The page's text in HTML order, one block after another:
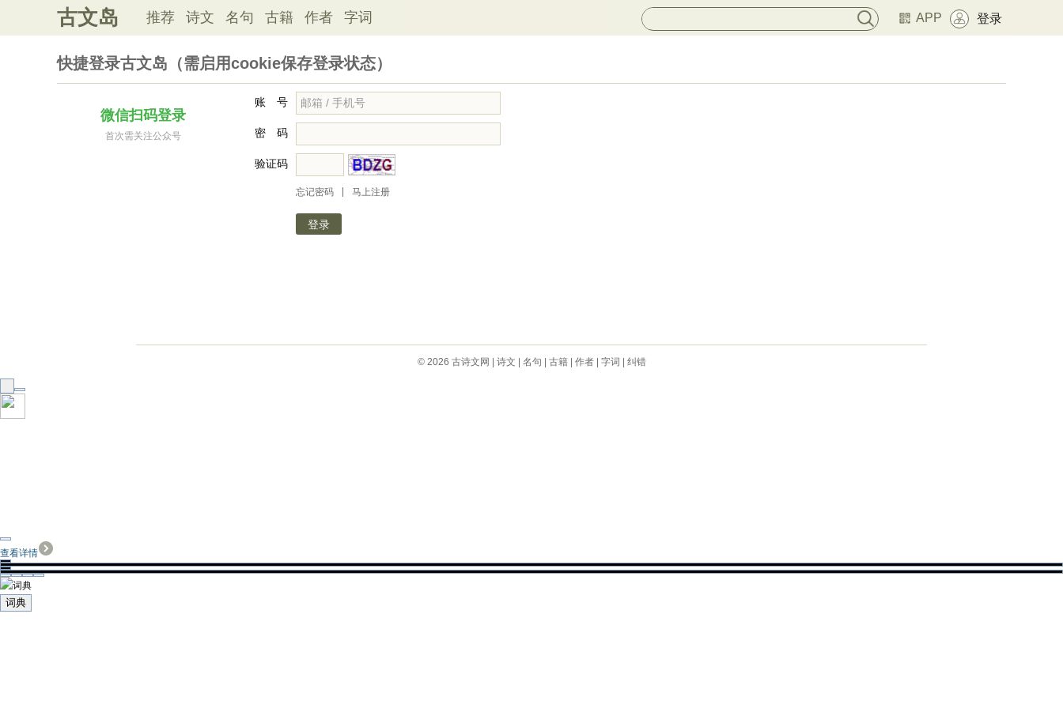
古文岛 推荐 诗文 名句 古籍 作者 字词 APP 登录
快捷登录古文岛（需启用cookie保存登录状态）
微信扫码登录
首次需关注公众号
账 号
密 码
验证码
忘记密码 马上注册
© 2026 古诗文网 诗文 名句 古籍| 作者| 字词 纠错
查看详情
词典